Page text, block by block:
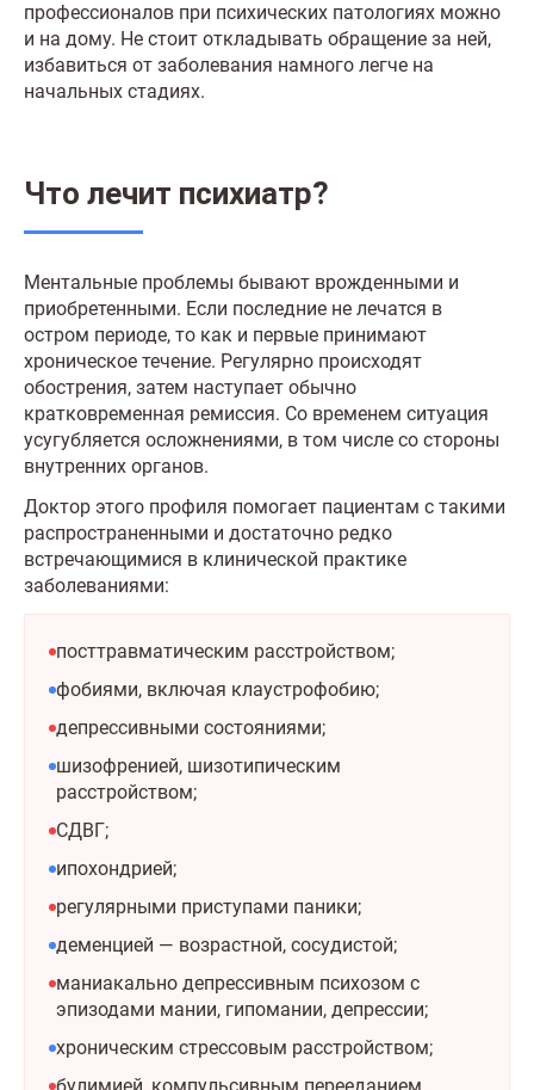
профессионалов при психических патологиях можно
и на дому. Не стоит откладывать обращение за ней,
избавиться от заболевания намного легче на
начальных стадиях.
Что лечит психиатр?
Ментальные проблемы бывают врожденными и
приобретенными. Если последние не лечатся в
остром периоде, то как и первые принимают
хроническое течение. Регулярно происходят
обострения, затем наступает обычно
кратковременная ремиссия. Со временем ситуация
усугубляется осложнениями, в том числе со стороны
внутренних органов.
Доктор этого профиля помогает пациентам с такими
распространенными и достаточно редко
встречающимися в клинической практике
заболеваниями:
посттравматическим расстройством;
фобиями, включая клаустрофобию;
депрессивными состояниями;
шизофренией, шизотипическим
расстройством;
СДВГ;
ипохондрией;
регулярными приступами паники;
деменцией — возрастной, сосудистой;
маниакально депрессивным психозом с
эпизодами мании, гипомании, депрессии;
хроническим стрессовым расстройством;